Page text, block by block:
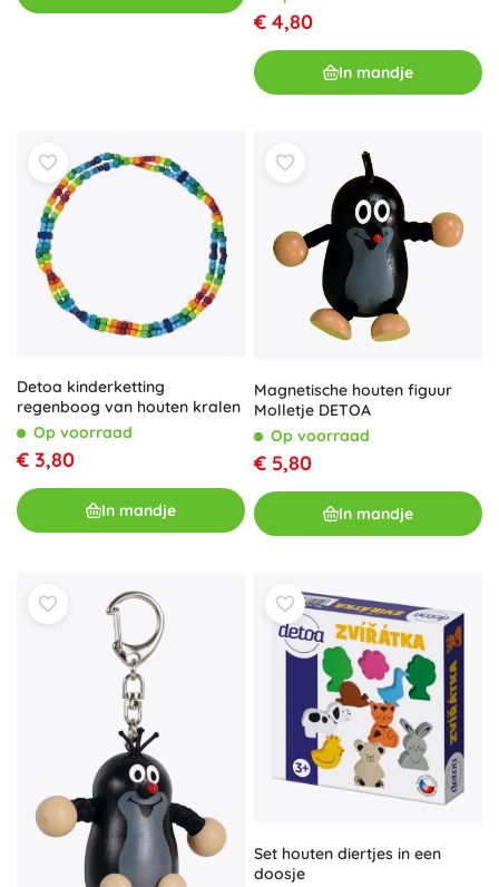
€ 4,80
In mandje
Detoa kinderketting
regenboog van houten kralen
Op voorraad
€ 3,80
In mandje
Magnetische houten figuur
Molletje DETOA
Op voorraad
€ 5,80
In mandje
Set houten diertjes in een
doosje